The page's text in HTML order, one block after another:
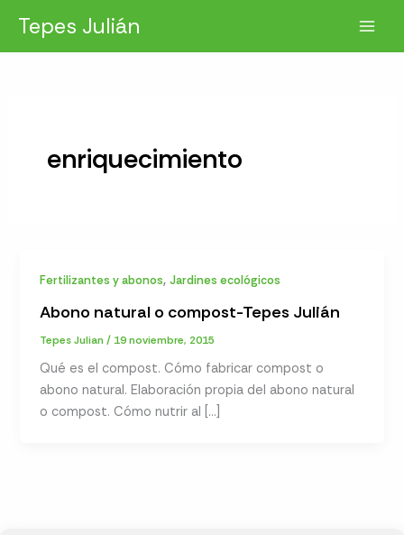
contenido
Tepes Julián
enriquecimiento
Fertilizantes y abonos,Jardines ecológicos
Abono natural o compost-Tepes Julián
Tepes Julian/ 19 noviembre, 2015
Qué es el compost. Cómo fabricar compost o
abono natural. Elaboración propia del abono natural
o compost. Cómo nutrir al […]